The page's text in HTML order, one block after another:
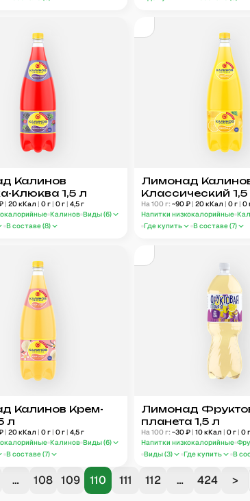
Калинов
Клюква 1,5 л
| 20кКал | 0г | 0г | 4,5г
Калинов Виды (6)
В составе (8)
Лимонад
Классический 1,5
На 100 г: ~90₽ | 20кКал | 0г | 0
Напитки низкокалорийные
Где купить
В составе (7)
Калинов Крем-
л
| 20кКал | 0г | 0г | 4,5г
Калинов Виды (6)
В составе (7)
Лимонад
планета 1,5 л
На 100 г: ~30₽ | 10кКал | 0г | 0г
Напитки низкокалорийные
Виды (3) Где купить В
… 108 109 110 111 112 … 424 >